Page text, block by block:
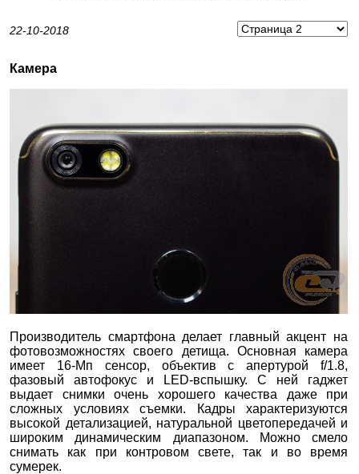
22-10-2018
Камера
Производитель смартфона делает главный акцент на
фотовозможностях своего детища. Основная камера
имеет 16-Мп сенсор, объектив с апертурой f/1.8,
фазовый автофокус и LED-вспышку. С ней гаджет
выдает снимки очень хорошего качества даже при
сложных условиях съемки. Кадры характеризуются
высокой детализацией, натуральной цветопередачей и
широким динамическим диапазоном. Можно смело
снимать как при контровом свете, так и во время
сумерек.